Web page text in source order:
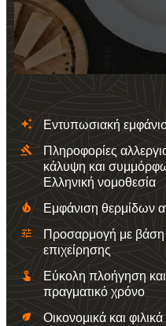
auto_awesome Εντυπωσιακή
gavel
Πληροφορίες
κάλυψη και
Ελληνική νομοθεσία
local_fire_department Εμφάνιση θερμίδων
tune
Προσαρμογή με βάση
επιχείρησης
touch_app
Εύκολη πλοήγηση
πραγματικό χρόνο
eco Οικονομικά και